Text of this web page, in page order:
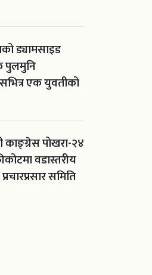
ड्यामसाइड
पुलमुनि
एक युवतीको
काङ्ग्रेस पोखरा-२४
वडास्तरीय
समिति